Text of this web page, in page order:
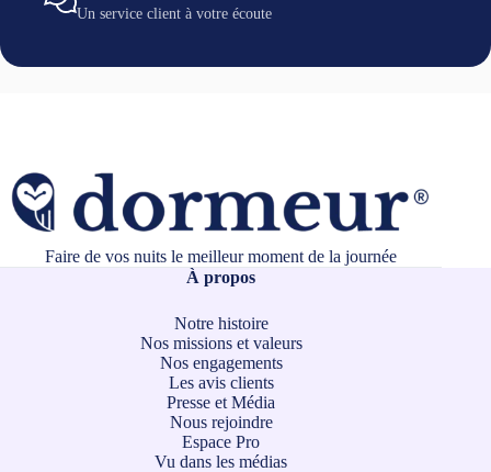
Un service client à votre écoute
Faire de vos nuits le meilleur moment de la journée
À propos
Notre histoire
Nos missions et valeurs
Nos engagements
Les avis clients
Presse et Média
Nous rejoindre
Espace Pro
Vu dans les médias